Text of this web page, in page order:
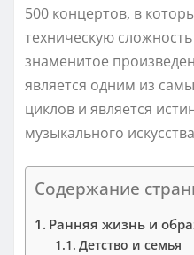
500 концертов, в
техническую
знаменитое
является одним из
циклов и является
музыкального
Содержание
Ранняя жизнь и
Детство и семья